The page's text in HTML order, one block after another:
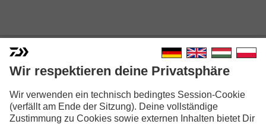
DAIWA D-VEC WP-200
TACKLE BOX BAG
KUNSTKÖDERTASCHE
Wir respektieren deine Privatsphäre
Wir verwenden ein technisch bedingtes Session-Cookie
(verfällt am Ende der Sitzung). Deine vollständige
Zustimmung zu Cookies sowie externen Inhalten bietet Dir